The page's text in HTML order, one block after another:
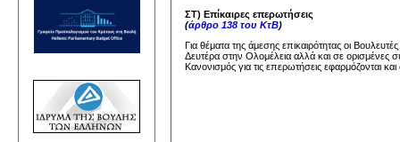
ΣΤ) Επίκαιρες επερωτήσεις
(άρθρο 138 του ΚτΒ)
Για θέματα της άμεσης επικαιρότητας οι
Δευτέρα στην Ολομέλεια αλλά και σε ορισμένες
Κανονισμός για τις επερωτήσεις εφαρμόζονται